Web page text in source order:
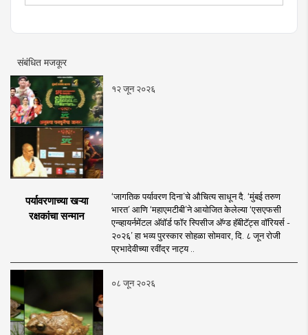
आवड असल्याने त्यासंबंधीच्या वृत्तांकनामध्ये विशेष रस. महाराष्ट्रातील
शास्त्रीय नृत्यशैलीतील 'कथ्थक' नृत्यात विशेष प्राविण्य. देशातील
संबंधित मजकूर
१२ जून २०२६
पर्यावरणाच्या खऱ्या
रक्षकांचा सन्मान
‘जागतिक पर्यावरण दिना’चे औचित्य साधून दै. ‘मुंबई तरुण
भारत’ आणि ‘महाएमटीबी’ने आयोजित केलेल्या ‘एसएफसी
एन्व्हायर्नमेंटल अ‍ॅवॉर्ड फॉर स्पिसीज अ‍ॅण्ड हॅबीटॅट्स वॉरियर्स -
२०२६’ हा भव्य पुरस्कार सोहळा सोमवार, दि. ८ जून रोजी
प्रभादेवीच्या रवींद्र नाट्य ..
०८ जून २०२६